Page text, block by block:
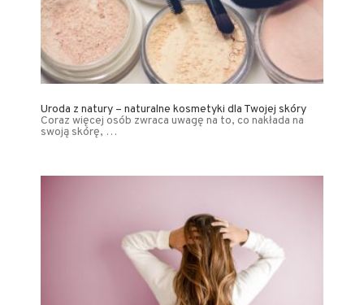
Uroda z natury – naturalne kosmetyki dla Twojej skóry
Coraz więcej osób zwraca uwagę na to, co nakłada na
swoją skórę, …